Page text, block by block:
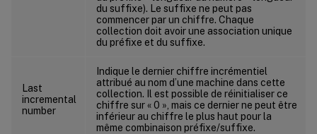
du suffixe). Le suffixe ne peut pas
commencer par un chiffre. Chaque
collection doit avoir une association unique
du préfixe et du suffixe.
Last
incremental
number
Indique le dernier chiffre incrémentiel
attribué au nom d’une machine dans cette
collection. Il est possible de réinitialiser ce
chiffre sur « 0 », mais ce dernier ne peut être
inférieur au chiffre le plus haut pour la
même combinaison préfixe/suffixe.